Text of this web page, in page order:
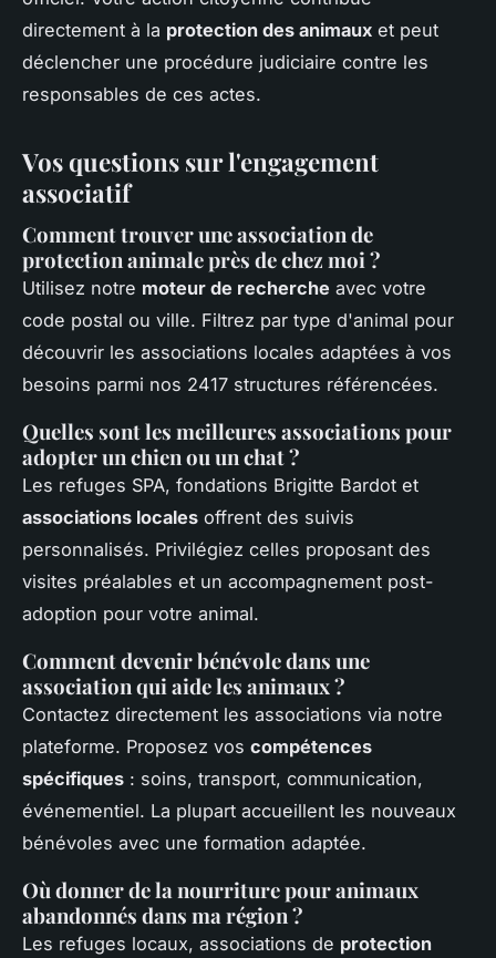
directement à la protection des animaux et peut
déclencher une procédure judiciaire contre les
responsables de ces actes.
Vos questions sur l'engagement
associatif
Comment trouver une association de
protection animale près de chez moi ?
Utilisez notre moteur de recherche avec votre
code postal ou ville. Filtrez par type d'animal pour
découvrir les associations locales adaptées à vos
besoins parmi nos 2417 structures référencées.
Quelles sont les meilleures associations pour
adopter un chien ou un chat ?
Les refuges SPA, fondations Brigitte Bardot et
associations locales offrent des suivis
personnalisés. Privilégiez celles proposant des
visites préalables et un accompagnement post-
adoption pour votre animal.
Comment devenir bénévole dans une
association qui aide les animaux ?
Contactez directement les associations via notre
plateforme. Proposez vos compétences
spécifiques : soins, transport, communication,
événementiel. La plupart accueillent les nouveaux
bénévoles avec une formation adaptée.
Où donner de la nourriture pour animaux
abandonnés dans ma région ?
Les refuges locaux, associations de protection